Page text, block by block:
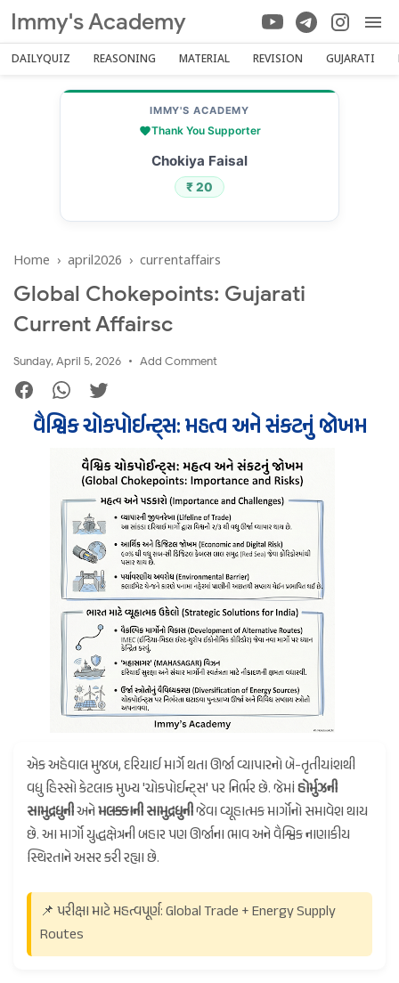
Immy's Academy
DAILYQUIZ REASONING MATERIAL REVISION GUJARATI
IMMY'S ACADEMY
Thank You Supporter
Sheikh Mohammed Sameer
₹ 100
Home › april2026 › currentaffairs
Global Chokepoints: Gujarati
Current Affairsc
Sunday, April 5, 2026 Add Comment
વૈશ્વિક ચોકપોઈન્ટ્સ: મહત્વ અને સંકટનું જોખમ
એક અહેવાલ મુજબ, દરિયાઈ માર્ગે થતા ઊર્જા વ્યાપારનો બે-તૃતીયાંશથી
વધુ હિસ્સો કેટલાક મુખ્ય 'ચોકપોઈન્ટ્સ' પર નિર્ભર છે. જેમાંહોર્મુઝની
સામુદ્રધુનીઅનેમલક્કાની સામુદ્રધુનીજેવા વ્યૂહાત્મક માર્ગોનો સમાવેશ થાય
છે. આ માર્ગો યુદ્ધક્ષેત્રની બહાર પણ ઊર્જાના ભાવ અને વૈશ્વિક નાણાકીય
સ્થિરતાને અસર કરી રહ્યા છે.
📌 પરીક્ષા માટે મહત્વપૂર્ણ: Global Trade + Energy Supply
Routes